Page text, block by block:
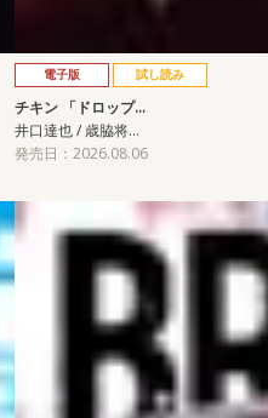
電子版 試し読み
チキン 「ドロップ…
井口達也 / 歳脇将…
発売日：2026.08.06